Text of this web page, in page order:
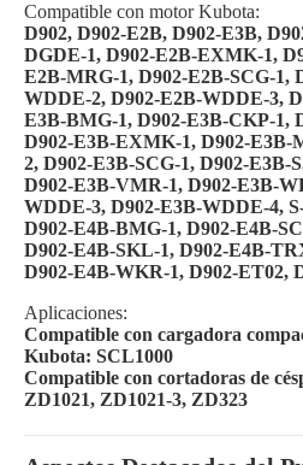
Compatible con motor Kubota:
D902, D902-E2B, D902-E3B,
DGDE-1, D902-E2B-EXMK-1,
E2B-MRG-1, D902-E2B-SCG-1,
WDDE-2, D902-E2B-WDDE-3,
E3B-BMG-1, D902-E3B-CKP-1,
D902-E3B-EXMK-1, D902-E3B-
2, D902-E3B-SCG-1, D902-E3B-
D902-E3B-VMR-1, D902-E3B-
WDDE-3, D902-E3B-WDDE-4,
D902-E4B-BMG-1, D902-E4B-
D902-E4B-SKL-1, D902-E4B-
D902-E4B-WKR-1, D902-ET02,
Aplicaciones:
Compatible con cargadora
Kubota: SCL1000
Compatible con cortadoras de
ZD1021, ZD1021-3, ZD323